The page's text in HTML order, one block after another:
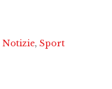
Notizie, Sport